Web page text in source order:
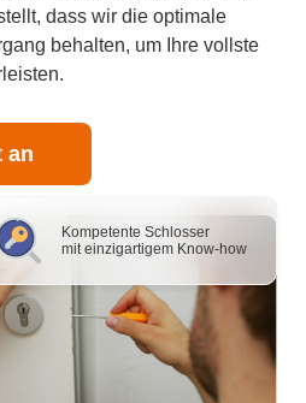
Kompetente Schlosser
mit einzigartigem Know-how
dass wir die optimale
behalten, um Ihre vollste
an